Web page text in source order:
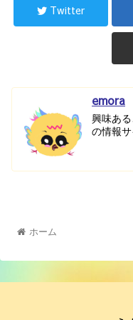
Twitter
emora
興味あ
の情報サ
ホーム